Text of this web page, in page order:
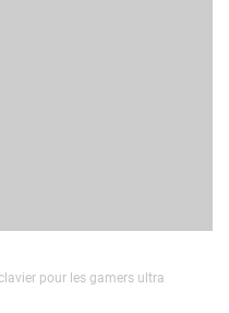
pour les gamers ultra